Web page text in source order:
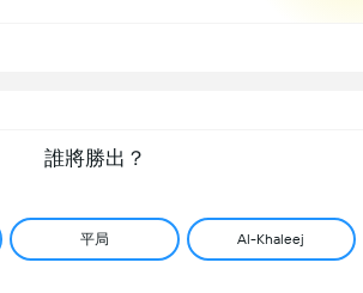
誰將勝出？
平局 Al-Khaleej